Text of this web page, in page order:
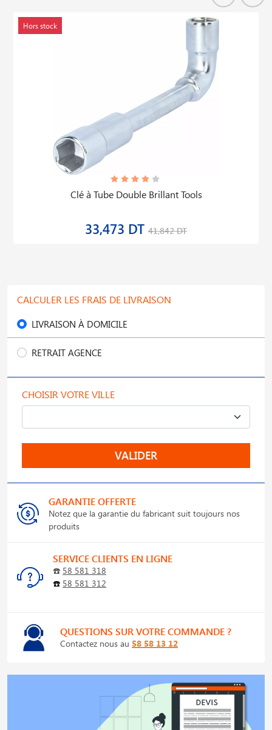
Hors stock
Clé à Tube Double Brillant Tools
33,473 DT 41,842 DT
CALCULER LES FRAIS DE LIVRAISON
LIVRAISON À DOMICILE
RETRAIT AGENCE
CHOISIR VOTRE VILLE
VALIDER
GARANTIE OFFERTE
Notez que la garantie du fabricant suit toujours nos
produits
SERVICE CLIENTS EN LIGNE
☎️ 58 581 318
☎️ 58 581 312
QUESTIONS SUR VOTRE COMMANDE ?
Contactez nous au 58 58 13 12